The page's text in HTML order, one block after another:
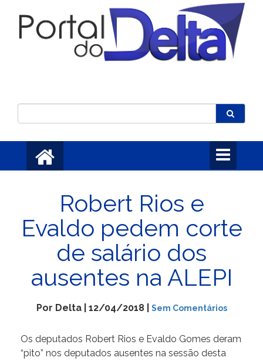
Toggle
navigation
Robert Rios e
Evaldo pedem corte
de salário dos
ausentes na ALEPI
Por Delta | 12/04/2018 | Sem Comentários
Os deputados Robert Rios e Evaldo Gomes deram
“pito” nos deputados ausentes na sessão desta